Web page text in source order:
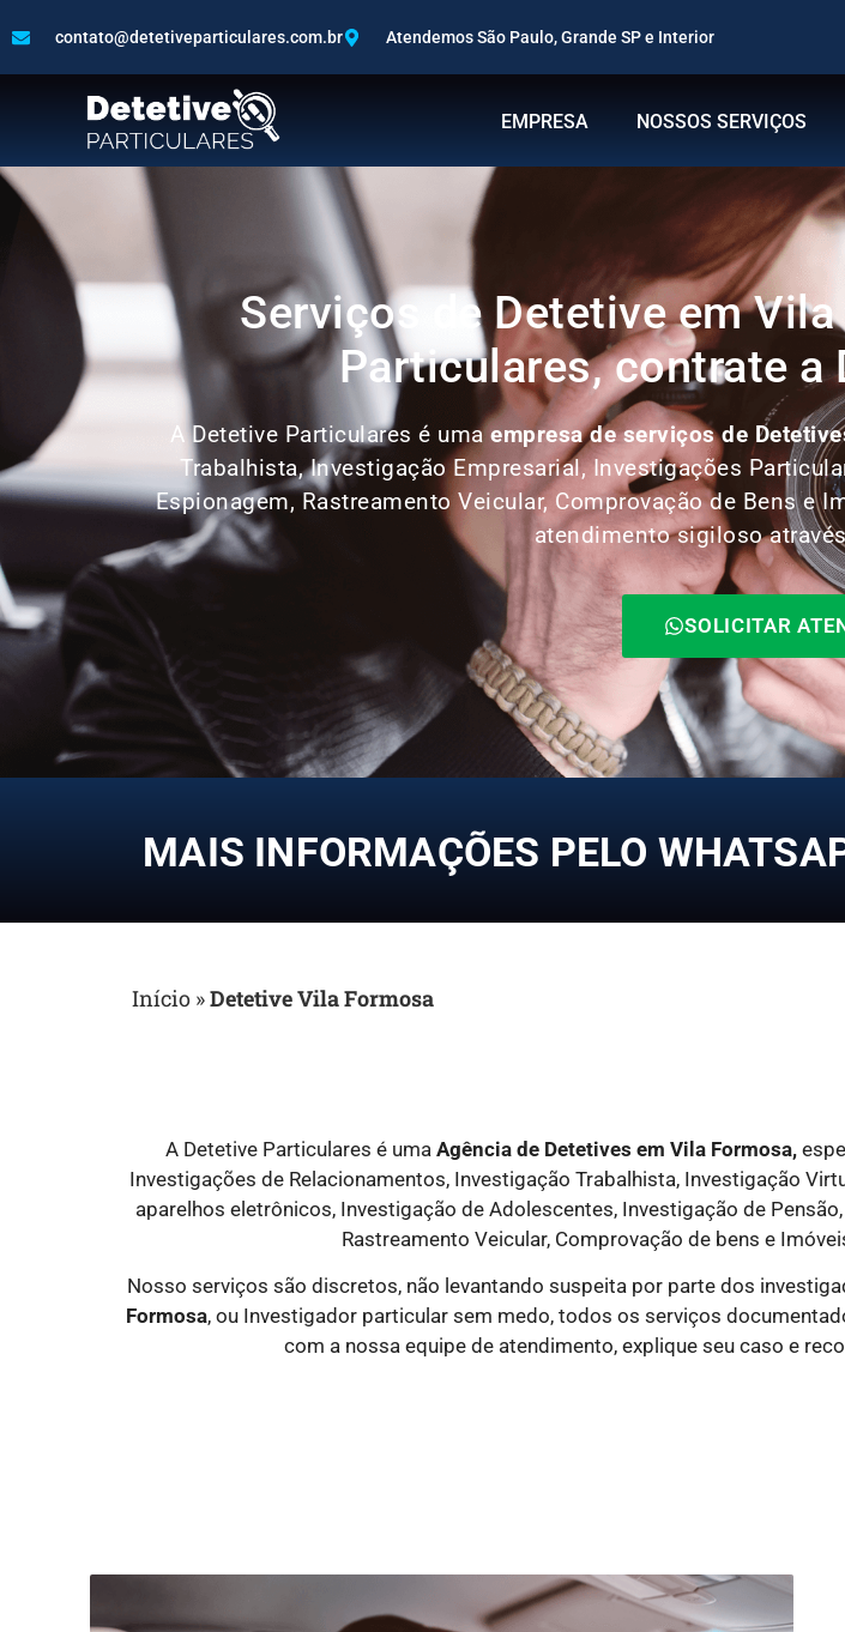
contato@detetiveparticulares.com.br Atendemos São Paulo, Grande SP e Interior
EMPRESA NOSSOS SERVIÇOS
Serviços de Detetive em
Particulares, contrate
A Detetive Particulares é umaempresa de serviços de
Trabalhista, Investigação Empresarial, Investigações
Espionagem, Rastreamento Veicular, Comprovação de Bens e
atendimento sigiloso
SOLICITAR
MAIS INFORMAÇÕES PELO
Início »Detetive Vila Formosa
A Detetive Particulares é uma Agência de Detetives em Vila Formosa,
Investigações de Relacionamentos, Investigação Trabalhista, Investigação
aparelhos eletrônicos, Investigação de Adolescentes, Investigação de
Rastreamento Veicular, Comprovação de bens e
Nosso serviços são discretos, não levantando suspeita por parte dos
Formosa, ou Investigador particular sem medo, todos os serviços
com a nossa equipe de atendimento, explique seu caso e